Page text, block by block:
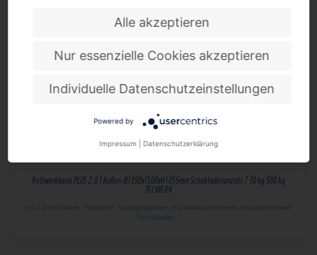
Rollwerkbank PLUS 2.0 T Außen-B1090xT500xH1055mm Schubladenanzahl 7 30 kg 500 kg
TECWERK
mit 7 Schubladen · Handgriff · kugelgelagerten, mit Teleskopschienen herausziehbaren
Schubladen…
Alle akzeptieren
Nur essenzielle Cookies akzeptieren
Individuelle Datenschutzeinstellungen
Powered by
Impressum Datenschutzerklärung